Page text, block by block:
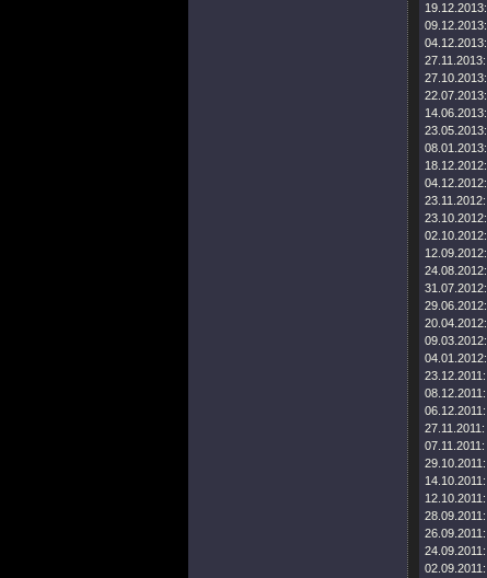
19.12.2013:
09.12.2013:
04.12.2013:
27.11.2013:
27.10.2013:
22.07.2013:
14.06.2013:
23.05.2013:
08.01.2013:
18.12.2012:
04.12.2012:
23.11.2012:
23.10.2012:
02.10.2012:
12.09.2012:
24.08.2012:
31.07.2012:
29.06.2012:
20.04.2012:
09.03.2012:
04.01.2012:
23.12.2011:
08.12.2011:
06.12.2011:
27.11.2011:
07.11.2011:
29.10.2011:
14.10.2011:
12.10.2011:
28.09.2011:
26.09.2011:
24.09.2011:
02.09.2011: